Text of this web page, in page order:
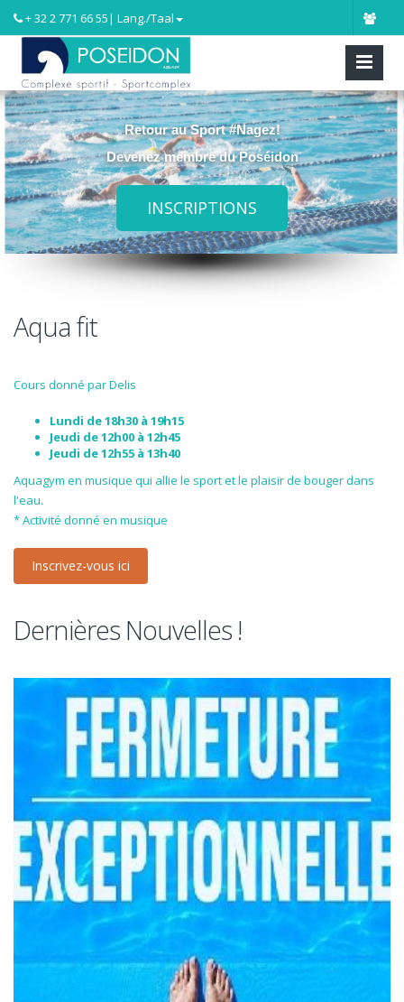
+ 32 2 771 66 55 | Lang./Taal
Retour au Sport #Nagez!
Devenez membre du Poséidon
INSCRIPTIONS
Aqua fit
Cours donné par Delis
Lundi de 18h30 à 19h15
Jeudi de 12h00 à 12h45
Jeudi de 12h55 à 13h40
Aquagym en musique qui allie le sport et le plaisir de bouger dans
l'eau.
* Activité donné en musique
Inscrivez-vous ici
Dernières Nouvelles !